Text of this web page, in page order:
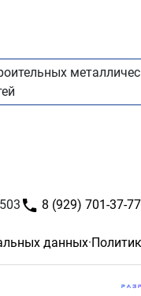
8 (929) 701-37-77
данных·